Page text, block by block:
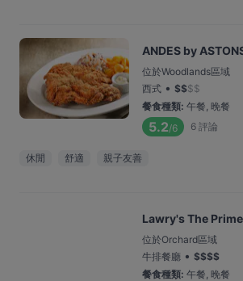
ANDES by
位於Woodlands區域
西式 • $$$$
餐食種類: 午餐, 晚餐
5.2/6 6 評論
休閒 舒適 親子友善
Lawry's The
位於Orchard區域
牛排餐廳 • $$$$
餐食種類: 午餐, 晚餐